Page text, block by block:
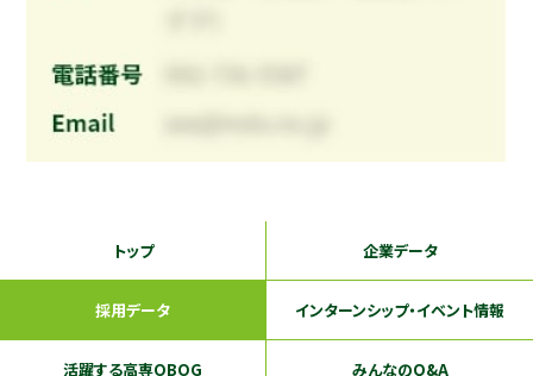
トップ 企業データ
採用データ インターンシップ・イベント情報
活躍する高専OBOG みんなのQ&A